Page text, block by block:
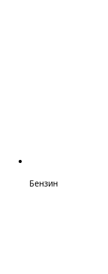
Бензин